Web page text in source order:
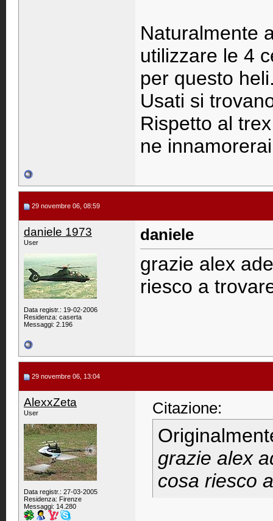
Naturalmente
utilizzare le 4
per questo
Usati si
Rispetto al
ne
29 novembre 06, 08:59
daniele 1973
User
Data registr.: 19-02-2006
Residenza: caserta
Messaggi: 2.196
daniele
grazie alex
riesco a
29 novembre 06, 13:04
AlexxZeta
User
Data registr.: 27-03-2005
Residenza: Firenze
Messaggi: 14.280
Citazione:
grazie alex
cosa riesco